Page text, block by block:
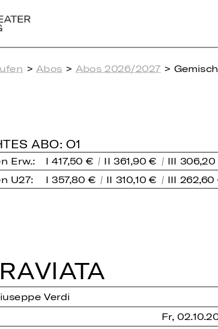
> Abos > Abos 2026/2027 >
ABO: O1
Erw.: I 417,50 € II 361,90 € III 306,20
U27: I 357,80 € II 310,10 € III 262,60
Verdi
Fr,